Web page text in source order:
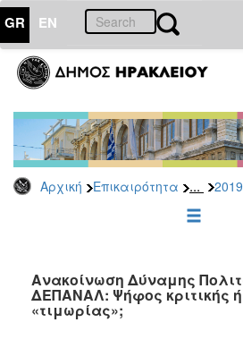
GR EN
Αρχική Επικαιρότητα ... 2019
ΕΠΙΚΑΙΡΟΤΗΤΑ
Τύπου
Αρχείο
2026
2025
2022
2021
Ανακοίνωση Δύναμης
ΔΕΠΑΝΑΛ: Ψήφος κριτικής
«τιμωρίας»;